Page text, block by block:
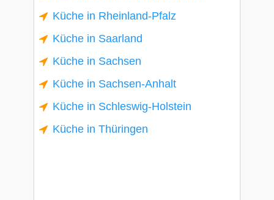
Küche in Rheinland-Pfalz
Küche in Saarland
Küche in Sachsen
Küche in Sachsen-Anhalt
Küche in Schleswig-Holstein
Küche in Thüringen